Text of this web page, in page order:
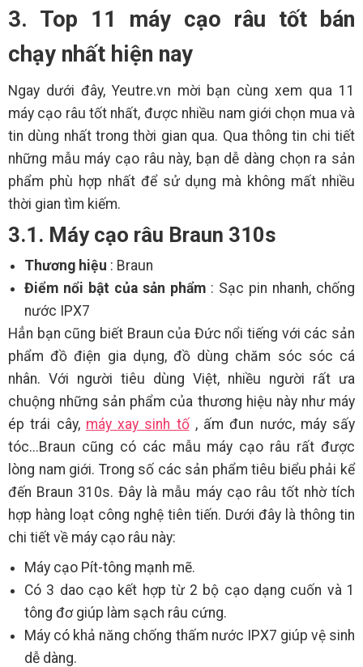
3. Top 11 máy cạo râu tốt bán
chạy nhất hiện nay
Ngay dưới đây, Yeutre.vn mời bạn cùng xem qua 11
máy cạo râu tốt nhất, được nhiều nam giới chọn mua và
tin dùng nhất trong thời gian qua. Qua thông tin chi tiết
những mẫu máy cạo râu này, bạn dễ dàng chọn ra sản
phẩm phù hợp nhất để sử dụng mà không mất nhiều
thời gian tìm kiếm.
3.1. Máy cạo râu Braun 310s
Thương hiệu : Braun
Điểm nổi bật của sản phẩm : Sạc pin nhanh, chống
nước IPX7
Hẳn bạn cũng biết Braun của Đức nổi tiếng với các sản
phẩm đồ điện gia dụng, đồ dùng chăm sóc sóc cá
nhân. Với người tiêu dùng Việt, nhiều người rất ưa
chuộng những sản phẩm của thương hiệu này như máy
ép trái cây, máy xay sinh tố, ấm đun nước, máy sấy
tóc...Braun cũng có các mẫu máy cạo râu rất được
lòng nam giới. Trong số các sản phẩm tiêu biểu phải kể
đến Braun 310s. Đây là mẫu máy cạo râu tốt nhờ tích
hợp hàng loạt công nghệ tiên tiến. Dưới đây là thông tin
chi tiết về máy cạo râu này:
Máy cạo Pít-tông mạnh mẽ.
Có 3 dao cạo kết hợp từ 2 bộ cạo dạng cuốn và 1
tông đơ giúp làm sạch râu cứng.
Máy có khả năng chống thấm nước IPX7 giúp vệ sinh
dễ dàng.